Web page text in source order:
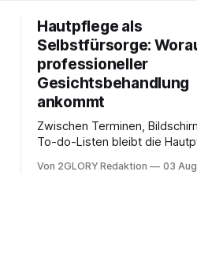
Hautpflege als
Selbstfürsorge:
professioneller
Gesichtsbehandlung
ankommt
Zwischen Terminen,
To-do-Listen bleibt die
schnell abschminken,
Von 2GLORY Redaktion 03